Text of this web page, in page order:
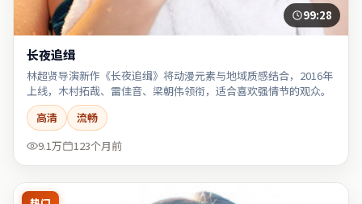
99:28
长夜追缉
林超贤导演新作《长夜追缉》将动漫元素与地域质感结合，2016年
上线，木村拓哉、雷佳音、梁朝伟领衔，适合喜欢强情节的观众。
高清
流畅
9.1万
123个月前